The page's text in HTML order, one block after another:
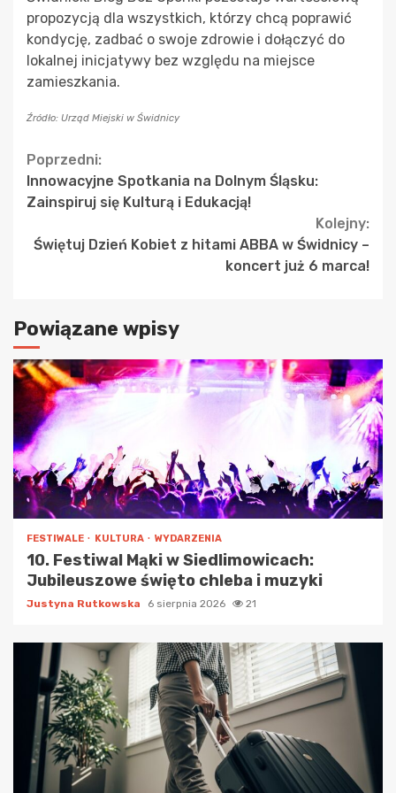
propozycją dla wszystkich, którzy chcą poprawić
kondycję, zadbać o swoje zdrowie i dołączyć do
lokalnej inicjatywy bez względu na miejsce
zamieszkania.
Źródło: Urząd Miejski w Świdnicy
Continue
Reading
Poprzedni:
Innowacyjne Spotkania na Dolnym Śląsku:
Zainspiruj się Kulturą i Edukacją!
Kolejny:
Świętuj Dzień Kobiet z hitami ABBA w Świdnicy –
koncert już 6 marca!
Powiązane wpisy
FESTIWALE KULTURA WYDARZENIA
10. Festiwal Mąki w Siedlimowicach:
Jubileuszowe święto chleba i muzyki
Justyna Rutkowska 6 sierpnia 2026 21